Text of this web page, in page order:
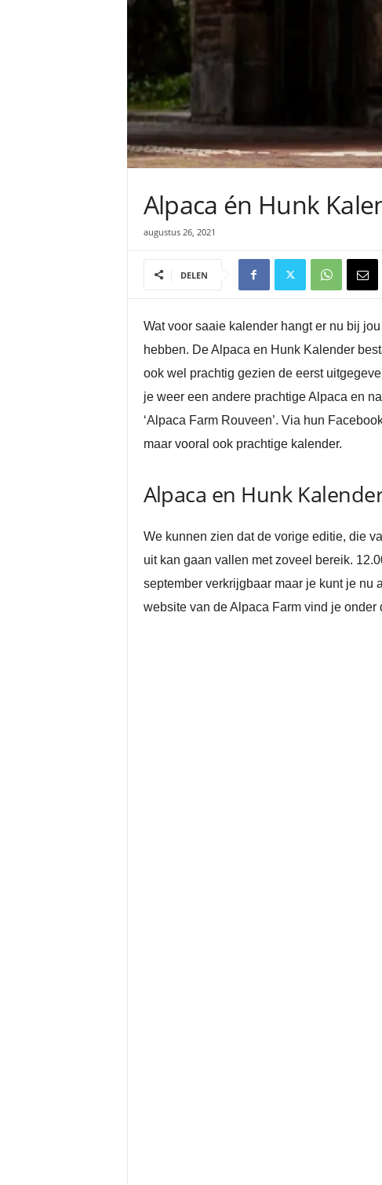
Alpaca én Hunk
augustus 26, 2021
DELEN
Wat voor saaie kalender hangt er nu bij
hebben. De Alpaca en Hunk Kalender
ook wel prachtig gezien de eerst
je weer een andere prachtige Alpaca en
‘Alpaca Farm Rouveen’. Via hun
maar vooral ook prachtige kalender.
Alpaca en Hunk
We kunnen zien dat de vorige editie, die
uit kan gaan vallen met zoveel bereik.
september verkrijgbaar maar je kunt je nu
website van de Alpaca Farm vind je onder